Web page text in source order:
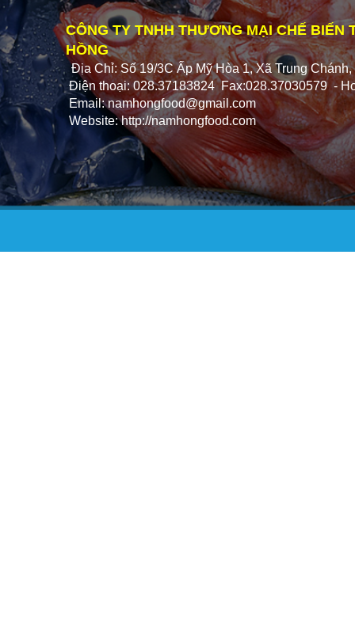
CÔNG TY TNHH THƯƠNG MẠI CHẾ BIẾN
HỒNG
Địa Chỉ: Số 19/3C Ấp Mỹ Hòa 1, Xã Trung
Điện thoại: 028.37183824 Fax:028.37030579 -
Email:namhongfood@gmail.com
Website: http://namhongfood.com